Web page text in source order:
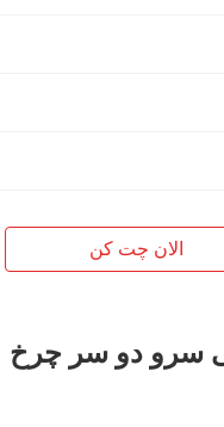
الان چت کن
سرو دو سر چرخ